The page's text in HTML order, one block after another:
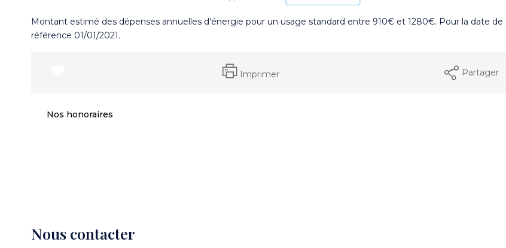
Montant estimé des dépenses annuelles d'énergie pour un usage standard entre 910€ et 1280€. Pour la date de
référence 01/01/2021.
Imprimer Partager
Nos honoraires
Nous contacter